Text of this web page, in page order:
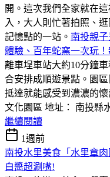
開。這次我們全家就在
入，大人則忙著拍照、
記憶點的一站。 南投親
體驗、百年蛇窯一次玩
離車埕車站大約10分鐘
合安排成順遊景點。園
抵達就能感受到濃濃的
文化園區 地址： 南投縣
繼續閱讀
1週前
南投水里美食「水里章
白醬超涮嘴!